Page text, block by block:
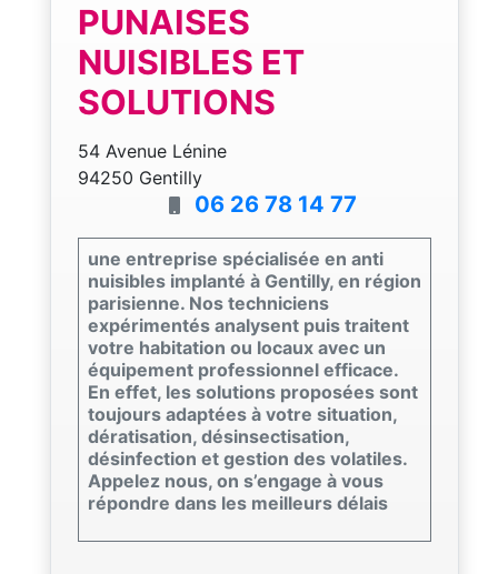
PUNAISES
NUISIBLES ET
SOLUTIONS
54 Avenue Lénine
94250 Gentilly
06 26 78 14 77
une entreprise spécialisée en anti
nuisibles implanté à Gentilly, en région
parisienne. Nos techniciens
expérimentés analysent puis traitent
votre habitation ou locaux avec un
équipement professionnel efficace.
En effet, les solutions proposées sont
toujours adaptées à votre situation,
dératisation, désinsectisation,
désinfection et gestion des volatiles.
Appelez nous, on s’engage à vous
répondre dans les meilleurs délais